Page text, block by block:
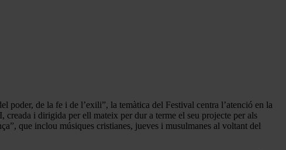
de la fe i de l’exili”, la temàtica del Festival centra l’atenció en la
i dirigida per ell mateix per dur a terme el seu projecte per als
que inclou músiques cristianes, jueves i musulmanes al voltant del